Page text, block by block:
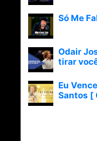
Só Me
Odair
tirar
Eu
Santos [